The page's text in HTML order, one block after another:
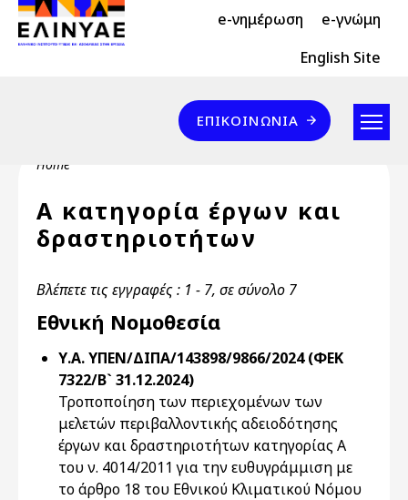
Skip to main content
Header Top 2 e-νημέρωση e-γνώμη
Header Top English Site
Επικοινωνία
ΕΠΙΚΟΙΝΩΝΊΑ
Breadcrumb
Home
Α κατηγορία έργων και
δραστηριοτήτων
Βλέπετε τις εγγραφές : 1 - 7, σε σύνολο 7
Εθνική Νομοθεσία
Υ.Α. ΥΠΕΝ/ΔΙΠΑ/143898/9866/2024 (ΦΕΚ
7322/Β` 31.12.2024)
Τροποποίηση των περιεχομένων των
μελετών περιβαλλοντικής αδειοδότησης
έργων και δραστηριοτήτων κατηγορίας Α
του ν. 4014/2011 για την ευθυγράμμιση με
το άρθρο 18 του Εθνικού Κλιματικού Νόμου